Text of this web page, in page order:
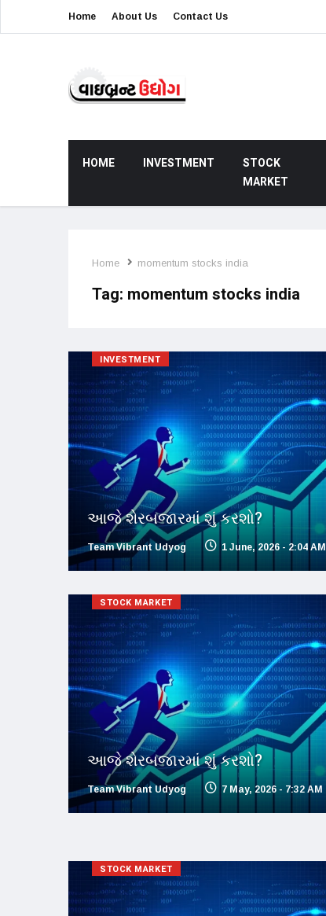
Home About Us Contact Us
HOME INVESTMENT
STOCK
MARKET
Home momentum stocks india
Tag: momentum stocks india
INVESTMENT
આજે શેરબજારમાં શું કરશો?
Team Vibrant Udyog 1 June, 2026 - 2:04 AM
STOCK MARKET
આજે શેરબજારમાં શું કરશો?
Team Vibrant Udyog 7 May, 2026 - 7:32 AM
STOCK MARKET